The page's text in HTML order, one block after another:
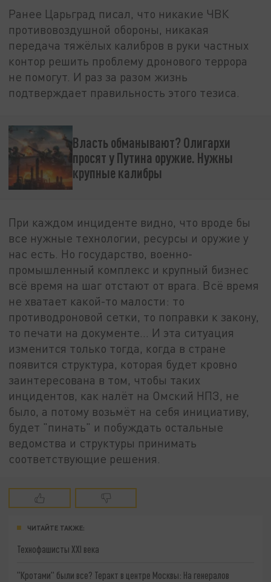
Ранее Царьград писал, что никакие ЧВК
противовоздушной обороны, никакая
передача тяжёлых калибров в руки частных
контор решить проблему дронового террора
не помогут. И раз за разом жизнь
подтверждает правильность этого тезиса.
Власть обманывают? Олигархи
просят у Путина оружие. Нужны
крупные калибры
При каждом инциденте видно, что вроде бы
все нужные технологии, ресурсы и оружие у
нас есть. Но государство, военно-
промышленный комплекс и крупный бизнес
всё время на шаг отстают от врага. Всё время
не хватает какой-то малости: то
противодроновой сетки, то поправки к закону,
то печати на документе... И эта ситуация
изменится только тогда, когда в стране
появится структура, которая будет кровно
заинтересована в том, чтобы таких
инцидентов, как налёт на Омский НПЗ, не
было, а потому возьмёт на себя инициативу,
будет "пинать" и побуждать остальные
ведомства и структуры принимать
соответствующие решения.
ЧИТАЙТЕ ТАКЖЕ:
Технофашисты XXI века
"Кротами" были все? Теракт в центре Москвы: На генералов